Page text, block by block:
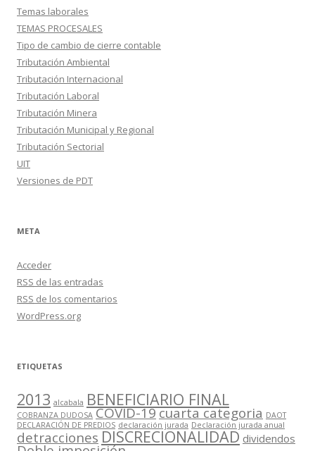
Temas laborales
TEMAS PROCESALES
Tipo de cambio de cierre contable
Tributación Ambiental
Tributación Internacional
Tributación Laboral
Tributación Minera
Tributación Municipal y Regional
Tributación Sectorial
UIT
Versiones de PDT
META
Acceder
RSS de las entradas
RSS de los comentarios
WordPress.org
ETIQUETAS
2013 alcabala BENEFICIARIO FINAL
COBRANZA DUDOSA COVID-19cuarta categoria DAOT
DECLARACIÓN DE PREDIOS declaración jurada Declaración jurada anual
detracciones DISCRECIONALIDAD dividendos